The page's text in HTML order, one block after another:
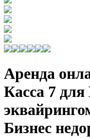
Аренда
Касса 7
Бизнес